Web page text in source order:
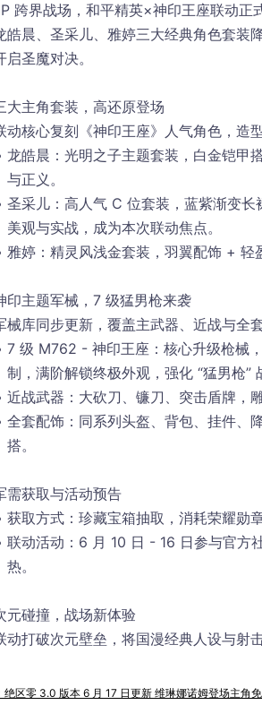
跨界战场，和平精英×神印王座联动正
皓晨、圣采儿、雅婷三大经典角色套装
启圣魔对决。
大主角套装，高还原登场
动核心复刻《神印王座》人气角色，造
龙皓晨 ：光明之子主题套装，白金铠
与正义。
圣采儿：高人气 C 位套装，蓝紫渐变
美观与实战，成为本次联动焦点。
雅婷：精灵风浅金套装，羽翼配饰 + 轻
印主题军械，7 级猛男枪来袭
械库同步更新，覆盖主武器、近战与全
7 级 M762 - 神印王座 ：核心升级枪械
制，满阶解锁终极外观，强化 “猛男枪”
近战武器 ：大砍刀、镰刀、突击盾牌，
全套配饰 ：同系列头盔、背包、挂件、
搭。
需获取与活动预告
获取方式：珍藏宝箱抽取，消耗荣耀勋
联动活动 ：6 月 10 日 - 16 日参与官方
热。
元碰撞，战场新体验
动打破次元壁垒，将国漫经典人设与射
绝区零 3.0 版本 6 月 17 日更新 维琳娜诺姆登场主角